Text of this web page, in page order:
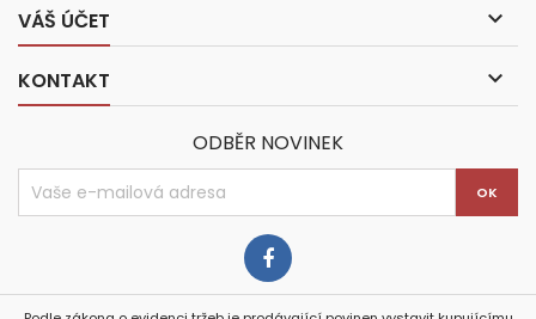
VÁŠ ÚČET 
KONTAKT 
ODBĚR NOVINEK